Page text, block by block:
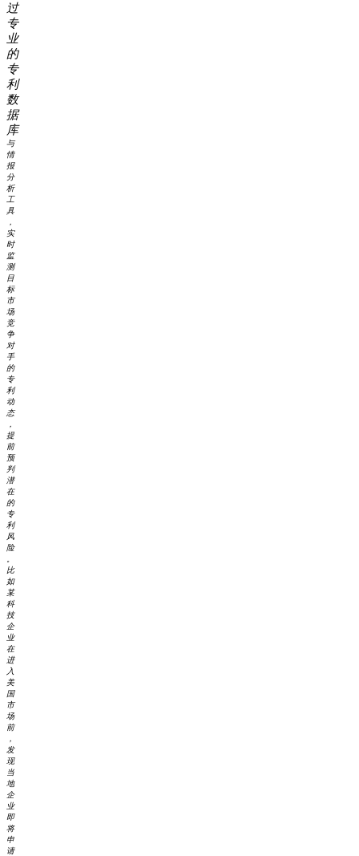
过
专
业
的
专
利
数
据
库
与
情
报
分
析
工
具
，
实
时
监
测
目
标
市
场
竞
争
对
手
的
专
利
动
态
，
提
前
预
判
潜
在
的
专
利
风
险
比
如
某
科
技
企
业
在
进
入
美
国
市
场
前
，
发
现
当
地
企
业
即
将
申
请